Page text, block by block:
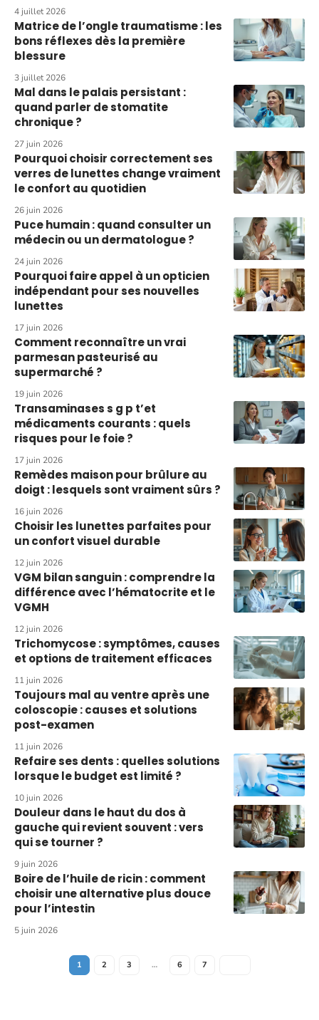
4 juillet 2026
Matrice de l’ongle traumatisme : les
bons réflexes dès la première
blessure
3 juillet 2026
Mal dans le palais persistant :
quand parler de stomatite
chronique ?
27 juin 2026
Pourquoi choisir correctement ses
verres de lunettes change vraiment
le confort au quotidien
26 juin 2026
Puce humain : quand consulter un
médecin ou un dermatologue ?
24 juin 2026
Pourquoi faire appel à un opticien
indépendant pour ses nouvelles
lunettes
17 juin 2026
Comment reconnaître un vrai
parmesan pasteurisé au
supermarché ?
19 juin 2026
Transaminases s g p t’et
médicaments courants : quels
risques pour le foie ?
17 juin 2026
Remèdes maison pour brûlure au
doigt : lesquels sont vraiment sûrs ?
16 juin 2026
Choisir les lunettes parfaites pour
un confort visuel durable
12 juin 2026
VGM bilan sanguin : comprendre la
différence avec l’hématocrite et le
VGMH
12 juin 2026
Trichomycose : symptômes, causes
et options de traitement efficaces
11 juin 2026
Toujours mal au ventre après une
coloscopie : causes et solutions
post-examen
11 juin 2026
Refaire ses dents : quelles solutions
lorsque le budget est limité ?
10 juin 2026
Douleur dans le haut du dos à
gauche qui revient souvent : vers
qui se tourner ?
9 juin 2026
Boire de l’huile de ricin : comment
choisir une alternative plus douce
pour l’intestin
5 juin 2026
1 2 3 … 6 7